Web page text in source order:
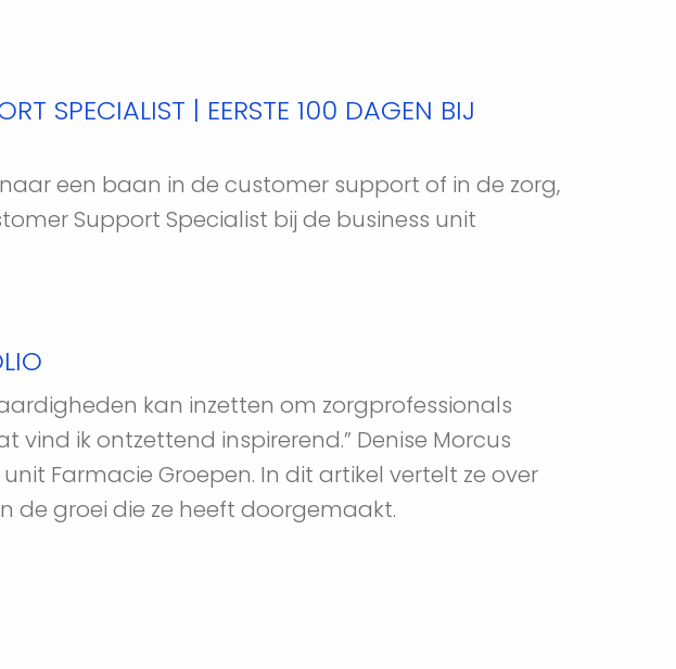
SPECIALIST | EERSTE 100 DAGEN BIJ
een baan in de customer support of in de zorg,
Support Specialist bij de business unit
kan inzetten om zorgprofessionals
vind ik ontzettend inspirerend.” Denise Morcus
Farmacie Groepen. In dit artikel vertelt ze over
de groei die ze heeft doorgemaakt.